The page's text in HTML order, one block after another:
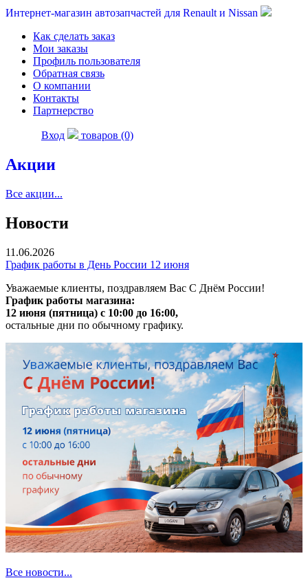
Интернет-магазин автозапчастей для Renault и Nissan
Как сделать заказ
Мои заказы
Профиль пользователя
Обратная связь
О компании
Контакты
Партнерство
Вход товаров (0)
Акции
Все акции...
Новости
11.06.2026
График работы в День России 12 июня
Уважаемые клиенты, поздравляем Вас С Днём России!
График работы магазина:
12 июня (пятница) с 10:00 до 16:00,
остальные дни по обычному графику.
Все новости...